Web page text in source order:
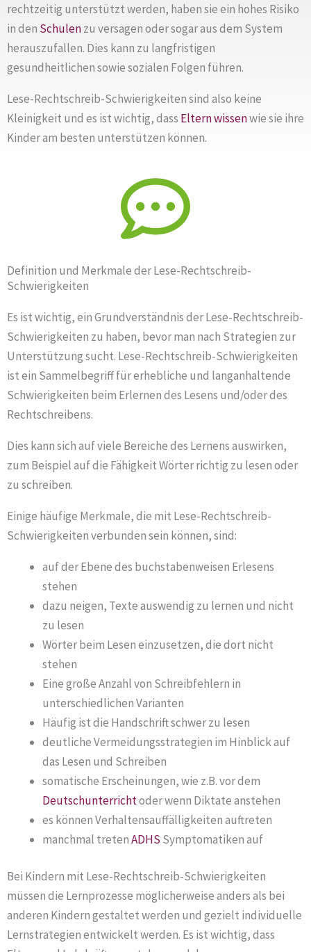
rechtzeitig unterstützt werden, haben sie ein hohes Risiko
in den Schulenzu versagen oder sogar aus dem System
herauszufallen. Dies kann zu langfristigen
gesundheitlichen sowie sozialen Folgen führen.
Lese-Rechtschreib-Schwierigkeiten sind also keine
Kleinigkeit und es ist wichtig, dass Elternwissenwie sie ihre
Kinder am besten unterstützen können.
Definition und Merkmale der Lese-Rechtschreib-
Schwierigkeiten
Es ist wichtig, ein Grundverständnis der Lese-Rechtschreib-
Schwierigkeiten zu haben, bevor man nach Strategien zur
Unterstützung sucht. Lese-Rechtschreib-Schwierigkeiten
ist ein Sammelbegriff für erhebliche und langanhaltende
Schwierigkeiten beim Erlernen des Lesens und/oder des
Rechtschreibens.
Dies kann sich auf viele Bereiche des Lernens auswirken,
zum Beispiel auf die Fähigkeit Wörter richtig zu lesen oder
zu schreiben.
Einige häufige Merkmale, die mit Lese-Rechtschreib-
Schwierigkeiten verbunden sein können, sind:
auf der Ebene des buchstabenweisen Erlesens
stehen
dazu neigen, Texte auswendig zu lernen und nicht
zu lesen
Wörter beim Lesen einzusetzen, die dort nicht
stehen
Eine große Anzahl von Schreibfehlern in
unterschiedlichen Varianten
Häufig ist die Handschrift schwer zu lesen
deutliche Vermeidungsstrategien im Hinblick auf
das Lesen und Schreiben
somatische Erscheinungen, wie z.B. vor dem
Deutschunterrichtoder wenn Diktate anstehen
es können Verhaltensauffälligkeiten auftreten
manchmal tretenADHS Symptomatiken auf
Bei Kindern mit Lese-Rechtschreib-Schwierigkeiten
müssen die Lernprozesse möglicherweise anders als bei
anderen Kindern gestaltet werden und gezielt individuelle
Lernstrategien entwickelt werden. Es ist wichtig, dass